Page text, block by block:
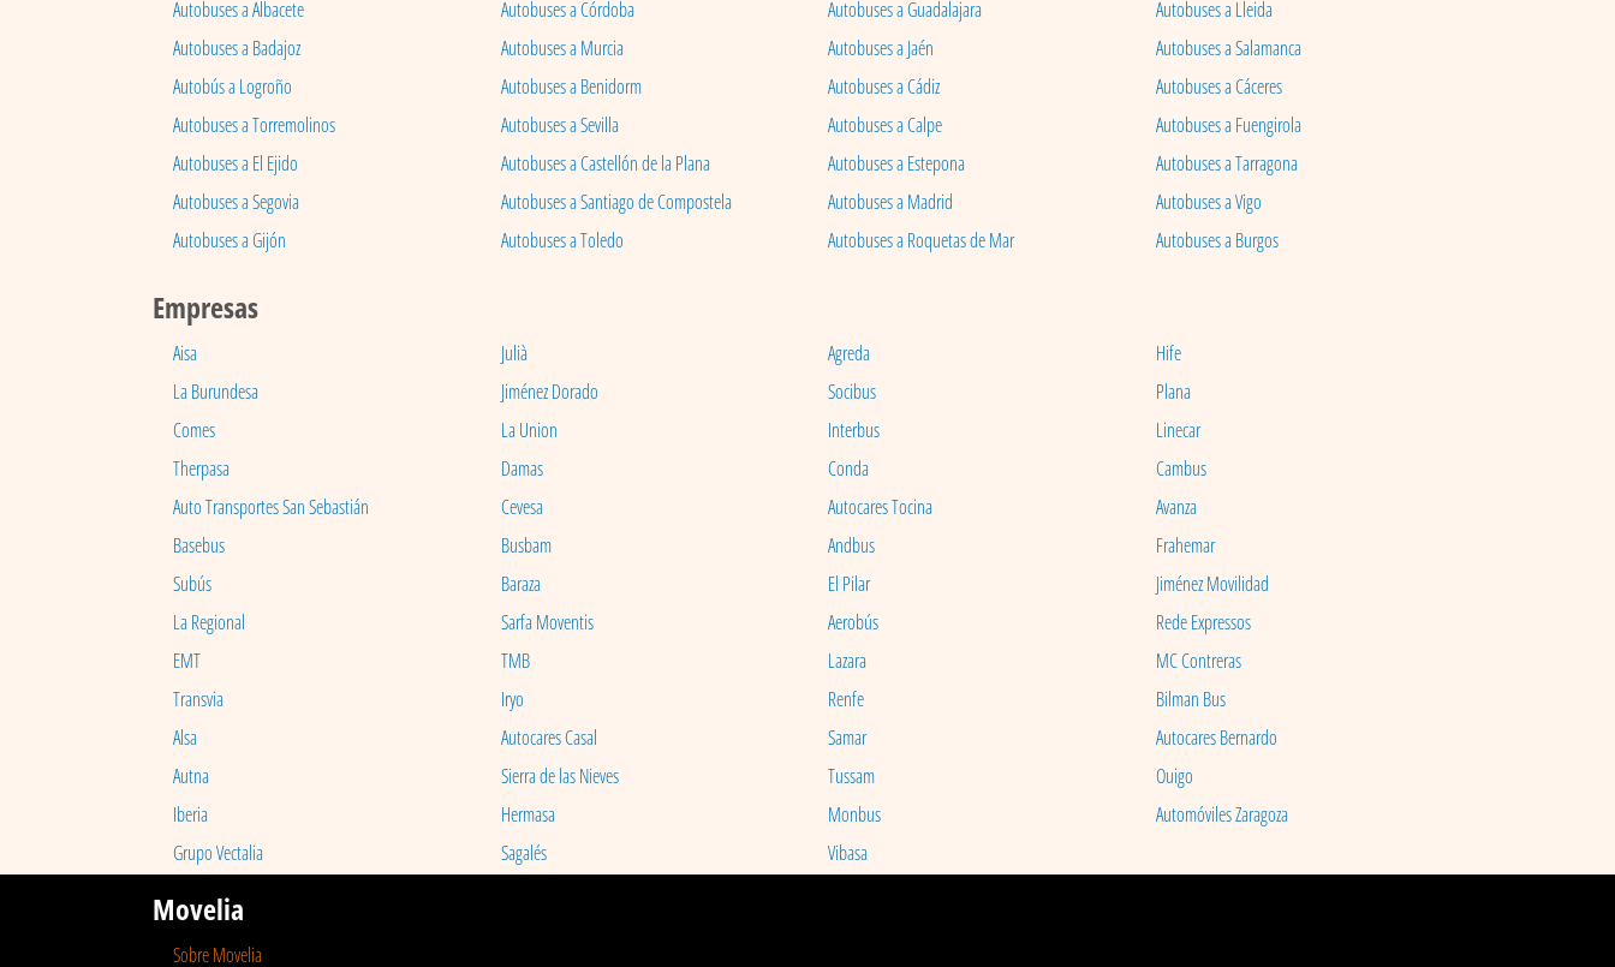
Autobuses a Albacete
Autobuses a Córdoba Autobuses a Guadalajara
Autobuses a Lleida
Autobuses a Badajoz
Autobuses a Murcia Autobuses a Jaén
Autobuses a Salamanca
Autobús a Logroño
Autobuses a Benidorm Autobuses a Cádiz
Autobuses a Cáceres
Autobuses a Torremolinos
Autobuses a Sevilla Autobuses a Calpe
Autobuses a Fuengirola
Autobuses a El Ejido
Autobuses a Castellón de la Plana Autobuses a Estepona
Autobuses a Tarragona
Autobuses a Segovia
Autobuses a Santiago de Compostela Autobuses a Madrid
Autobuses a Vigo
Autobuses a Gijón
Autobuses a Toledo Autobuses a Roquetas de Mar Autobuses a Burgos
Empresas
Aisa Julià Agreda
Hife
La Burundesa
Jiménez Dorado Socibus
Plana
Comes
La Union Interbus
Linecar
Therpasa
Damas Conda
Cambus
Auto Transportes San Sebastián
Cevesa Autocares Tocina
Avanza
Basebus
Busbam Andbus
Frahemar
Subús
Baraza El Pilar
Jiménez Movilidad
La Regional
Sarfa Moventis Aerobús
Rede Expressos
EMT
TMB Lazara
MC Contreras
Transvia
Iryo Renfe
Bilman Bus
Alsa
Autocares Casal Samar
Autocares Bernardo
Autna
Sierra de las Nieves Tussam
Ouigo
Iberia
Hermasa Monbus
Automóviles Zaragoza
Grupo Vectalia
Sagalés Vibasa
Movelia
Sobre Movelia